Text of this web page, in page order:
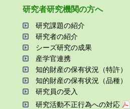
研究者研究機関の⽅へ
研究課題の紹介
研究者の紹介
シーズ研究の成果
産学官連携
知的財産の保有状況（特許）
知的財産の保有状況（品種）
研究員の受⼊
研究活動不正⾏為への対応